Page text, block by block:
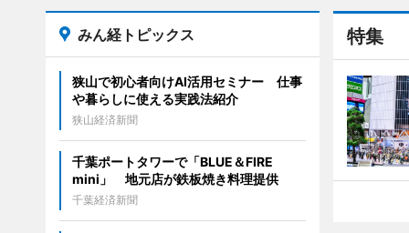
特集
みん経トピックス
狭山で初心者向けAI活用セミナー 仕事
や暮らしに使える実践法紹介
狭山経済新聞
千葉ポートタワーで「BLUE＆FIRE
mini」 地元店が鉄板焼き料理提供
千葉経済新聞